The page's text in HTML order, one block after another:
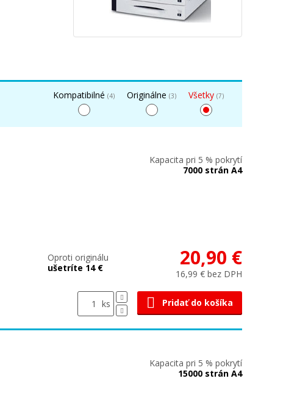
Kompatibilné (4) Originálne (3) Všetky (7)
Kapacita pri 5 % pokrytí
7000 strán A4
Oproti originálu
ušetríte 14 €
20,90 €
16,99 € bez DPH
ks Pridať do košíka
Kapacita pri 5 % pokrytí
15000 strán A4